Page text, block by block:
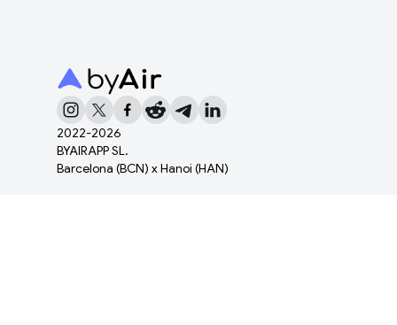
2022-2026
BYAIRAPP SL.
Barcelona (BCN) x Hanoi (HAN)